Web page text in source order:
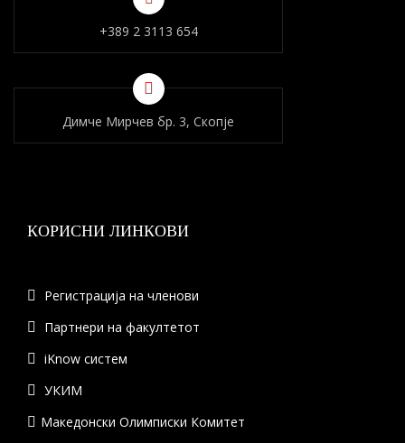
+389 2 3113 654
Димче Мирчев бр. 3, Скопје
КОРИСНИ ЛИНКОВИ
Регистрација на членови
Партнери на факултетот
iKnow систем
УКИМ
Македонски Олимписки Комитет